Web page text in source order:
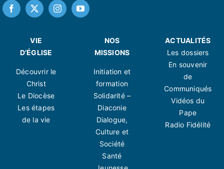
VIE
D’ÉGLISE
Découvrir le
Christ
Le Diocèse
Les étapes
de la vie
NOS
MISSIONS
Initiation et
formation
Solidarité –
Diaconie
Dialogue,
Culture et
Société
Santé
ACTUALITÉS
Les dossiers
En souvenir
de
Communiqués
Vidéos du
Pape
Radio Fidélité